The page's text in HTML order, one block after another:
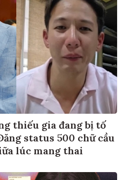
thiếu gia đang bị tố
status 500 chữ cầu
lúc mang thai